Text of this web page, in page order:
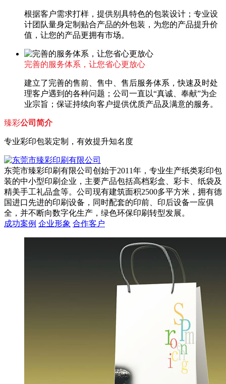
根据客户需求打样，提供别具特色的包装设计；专业设
计团队量身定制贴合产品的外包装，为您的产品提升价
值，让您的产品更拥有市场。
完善的服务体系，让您省心更放心
建立了完善的售前、售中、售后服务体系，快速及时处
理客户遇到的各种问题；公司一直以“真诚、奉献”为企
业宗旨；保证持续向客户提供优质产品及满意的服务。
臻彩公司简介
专业彩印包装定制，有效提升知名度
东莞市臻彩印刷有限公司创始于2011年，专业生产纸类彩印包
装的中小型印刷企业，主要产品包括高档彩盒、彩卡、纸袋及
精美手工礼品盒等。公司现有建筑面积2500多平方米，拥有德
国进口先进的印刷设备，同时配套的印前、印后设备一应俱
全，并不断向数字化生产，绿色环保印刷转型发展。
成功案例 企业形象 合作客户